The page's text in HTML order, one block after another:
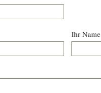
Ihr Name